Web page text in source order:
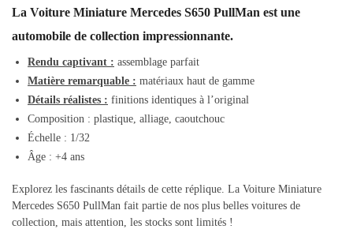
La Voiture Miniature Mercedes S650 PullMan est une
automobile de collection impressionnante.
Rendu captivant : assemblage parfait
Matière remarquable : matériaux haut de gamme
Détails réalistes : finitions identiques à l’original
Composition : plastique, alliage, caoutchouc
Échelle : 1/32
Âge : +4 ans
Explorez les fascinants détails de cette réplique. La Voiture Miniature
Mercedes S650 PullMan fait partie de nos plus belles voitures de
collection, mais attention, les stocks sont limités !